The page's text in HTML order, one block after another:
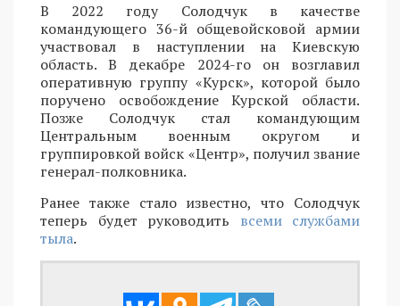
В 2022 году Солодчук в качестве
командующего 36-й общевойсковой армии
участвовал в наступлении на Киевскую
область. В декабре 2024-го он возглавил
оперативную группу «Курск», которой было
поручено освобождение Курской области.
Позже Солодчук стал командующим
Центральным военным округом и
группировкой войск «Центр», получил звание
генерал-полковника.
Ранее также стало известно, что Солодчук
теперь будет руководить всеми службами
тыла.